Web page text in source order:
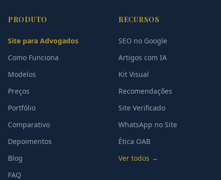
PRODUTO
Site para Advogados
Como Funciona
Modelos
Preços
Portfólio
Comparativo
Depoimentos
Blog
FAQ
RECURSOS
SEO no Google
Artigos com IA
Kit Visual
Recomendações
Site Verificado
WhatsApp no Site
Ética OAB
Ver todos →